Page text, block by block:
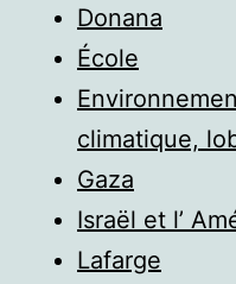
Donana
École
climatique,
Gaza
Israël et l’
Lafarge